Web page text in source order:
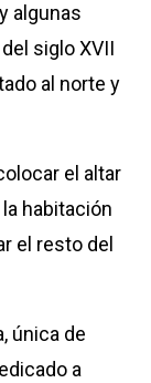
algunas
siglo XVII
al norte y
el altar
habitación
el resto del
única de
a